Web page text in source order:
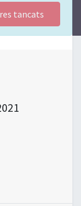
tancats